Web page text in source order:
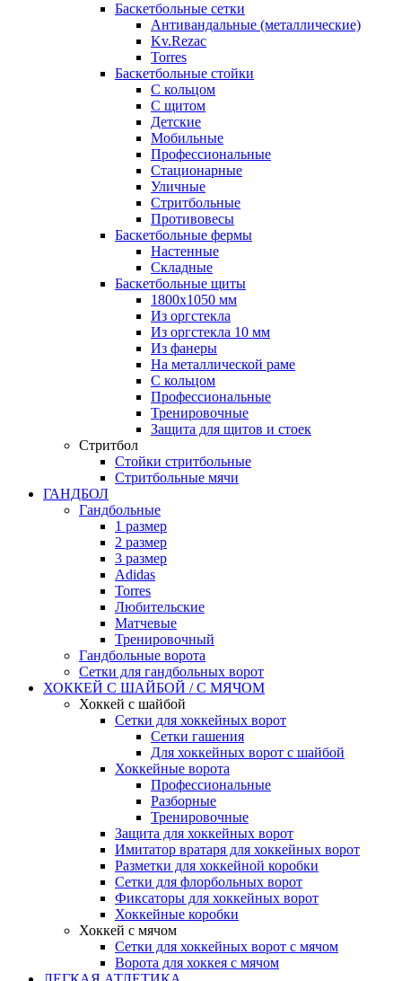
Баскетбольные сетки
Антивандальные (металлические)
Kv.Rezac
Torres
Баскетбольные стойки
С кольцом
С щитом
Детские
Мобильные
Профессиональные
Стационарные
Уличные
Стритбольные
Противовесы
Баскетбольные фермы
Настенные
Складные
Баскетбольные щиты
1800х1050 мм
Из оргстекла
Из оргстекла 10 мм
Из фанеры
На металлической раме
С кольцом
Профессиональные
Тренировочные
Защита для щитов и стоек
Стритбол
Стойки стритбольные
Стритбольные мячи
ГАНДБОЛ
Гандбольные
1 размер
2 размер
3 размер
Adidas
Torres
Любительские
Матчевые
Тренировочный
Гандбольные ворота
Сетки для гандбольных ворот
ХОККЕЙ С ШАЙБОЙ / С МЯЧОМ
Хоккей с шайбой
Сетки для хоккейных ворот
Сетки гашения
Для хоккейных ворот с шайбой
Хоккейные ворота
Профессиональные
Разборные
Тренировочные
Защита для хоккейных ворот
Имитатор вратаря для хоккейных ворот
Разметки для хоккейной коробки
Сетки для флорбольных ворот
Фиксаторы для хоккейных ворот
Хоккейные коробки
Хоккей с мячом
Сетки для хоккейных ворот с мячом
Ворота для хоккея с мячом